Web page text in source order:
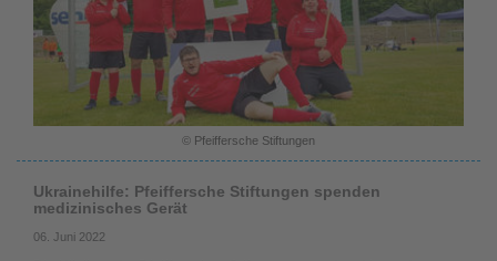
© Pfeiffersche Stiftungen
Ukrainehilfe: Pfeiffersche Stiftungen spenden
medizinisches Gerät
06. Juni 2022